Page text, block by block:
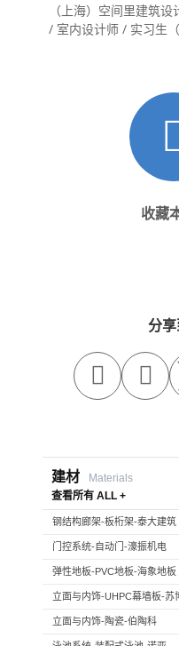
（上海）空间里建筑
/ 室内设计师 / 实习生（
收藏
分
 
建材
Materials
查看所有 ALL +
钢结构廊架-板桁架-泰大建筑
门控系统-自动门-濠振机电
弹性地板-PVC地板-海象地板
立面与内饰-UHPC幕墙板-苏
立面与内饰-陶瓷-伯陶科